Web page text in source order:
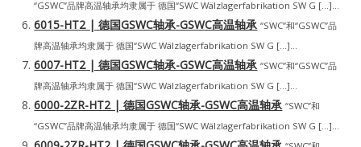
“GSWC”品牌高温轴承均隶属于 德国“SWC Wälzlagerfabrikation SW G […]...
6015-HT2 | 德国GSWC轴承-GSWC高温轴承 “SWC”和“GSWC”品
牌高温轴承均隶属于 德国“SWC Wälzlagerfabrikation SW G […]...
6007-HT2 | 德国GSWC轴承-GSWC高温轴承 “SWC”和“GSWC”品
牌高温轴承均隶属于 德国“SWC Wälzlagerfabrikation SW G […]...
6000-2ZR-HT2 | 德国GSWC轴承-GSWC高温轴承 “SWC”和
“GSWC”品牌高温轴承均隶属于 德国“SWC Wälzlagerfabrikation SW G […]...